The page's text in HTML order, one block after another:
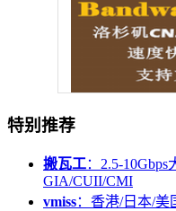
特别推荐
搬瓦工：2.5-
GIA/CUII/CMI
vmiss：香港/日本/